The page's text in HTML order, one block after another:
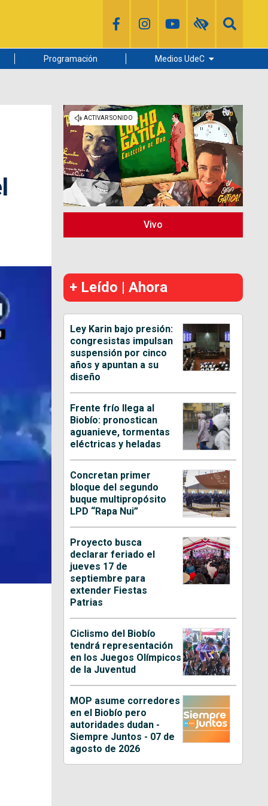
Programación Medios UdeC
Radio UdeC
Noticias UdeC
La Discusión
Vivo
+ Leído | Ahora
Ley Karin bajo presión:
congresistas impulsan
suspensión por cinco
años y apuntan a su
diseño
Frente frío llega al
Biobío: pronostican
aguanieve, tormentas
eléctricas y heladas
Concretan primer
bloque del segundo
buque multipropósito
LPD “Rapa Nui”
Proyecto busca
declarar feriado el
jueves 17 de
septiembre para
extender Fiestas
Patrias
Ciclismo del Biobío
tendrá representación
en los Juegos Olímpicos
de la Juventud
MOP asume corredores
en el Biobío pero
autoridades dudan -
Siempre Juntos - 07 de
agosto de 2026